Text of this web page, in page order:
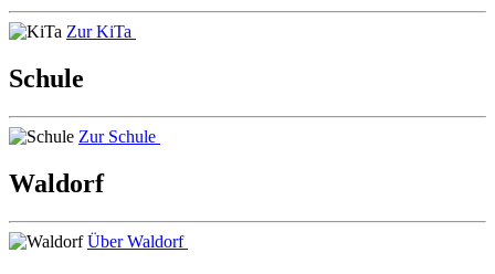
Zur KiTa
Schule
Zur Schule
Waldorf
Über Waldorf